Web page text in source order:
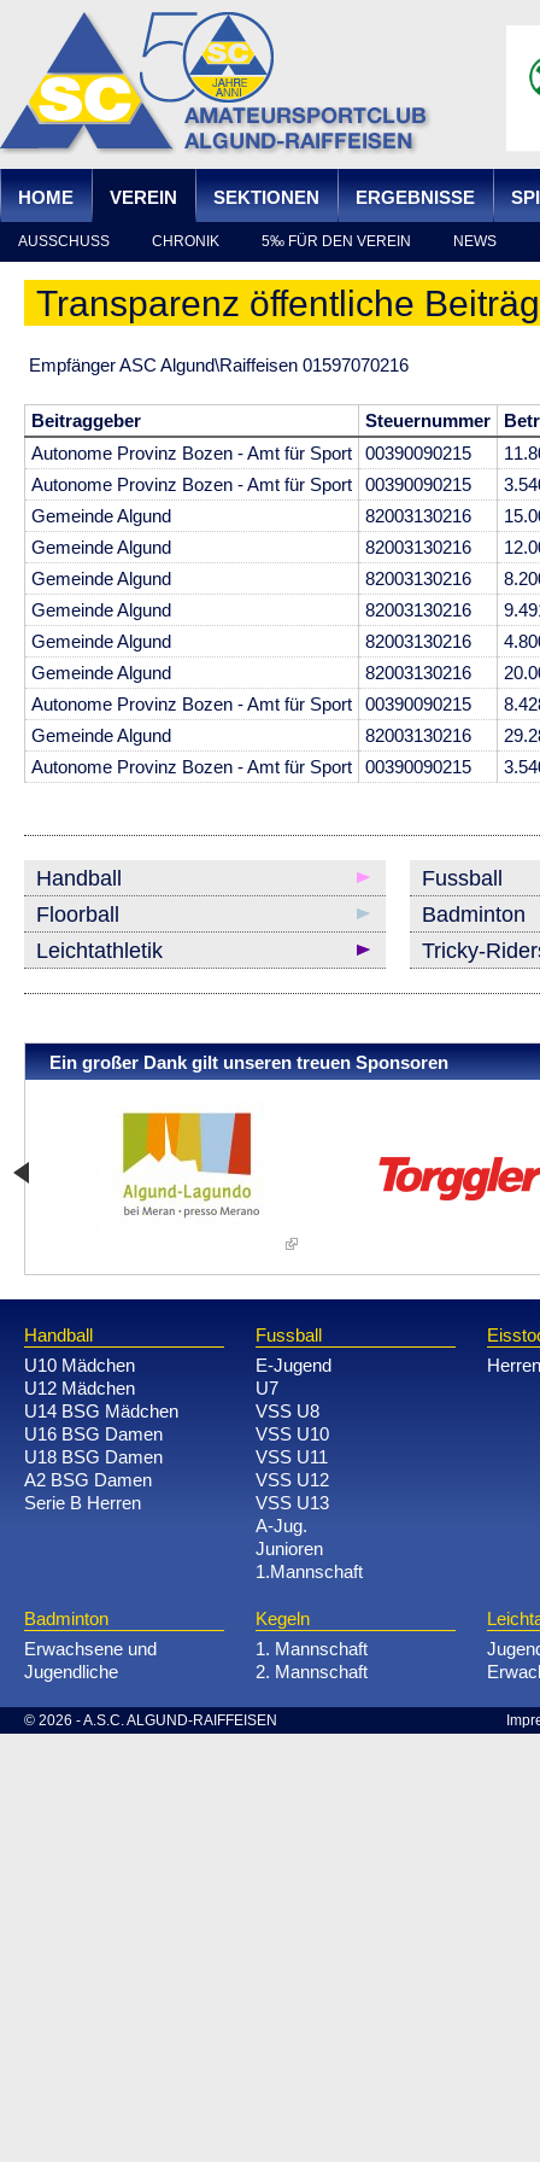
HOME VEREIN SEKTIONEN ERGEBNISSE
AUSSCHUSS CHRONIK 5‰ FÜR DEN VEREIN NEWS
Transparenz öffentliche
Empfänger ASC Algund\Raiffeisen 01597070216
Beitraggeber Steuernummer
Autonome Provinz Bozen - Amt für Sport
00390090215
Autonome Provinz Bozen - Amt für Sport
00390090215
Gemeinde Algund
82003130216
Gemeinde Algund
82003130216
Gemeinde Algund
82003130216
Gemeinde Algund
82003130216
Gemeinde Algund
82003130216
Gemeinde Algund
82003130216
Autonome Provinz Bozen - Amt für Sport
00390090215
Gemeinde Algund
82003130216
Autonome Provinz Bozen - Amt für Sport
00390090215
Handball
Fussball
Floorball
Badminton
Leichtathletik
Tricky-
Ein großer Dank gilt unseren treuen Sponsoren
Handball
U10 Mädchen
U12 Mädchen
U14 BSG Mädchen
U16 BSG Damen
U18 BSG Damen
A2 BSG Damen
Serie B Herren
Fussball
E-Jugend
U7
VSS U8
VSS U10
VSS U11
VSS U12
VSS U13
A-Jug.
Junioren
1.Mannschaft
Herren
Badminton
Erwachsene und
Jugendliche
Kegeln
1. Mannschaft
2. Mannschaft
© 2026 - A.S.C. ALGUND-RAIFFEISEN